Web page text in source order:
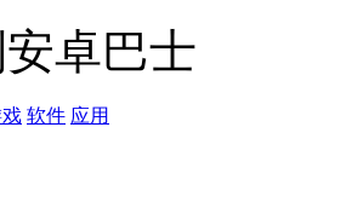
卓巴士
软件 应用